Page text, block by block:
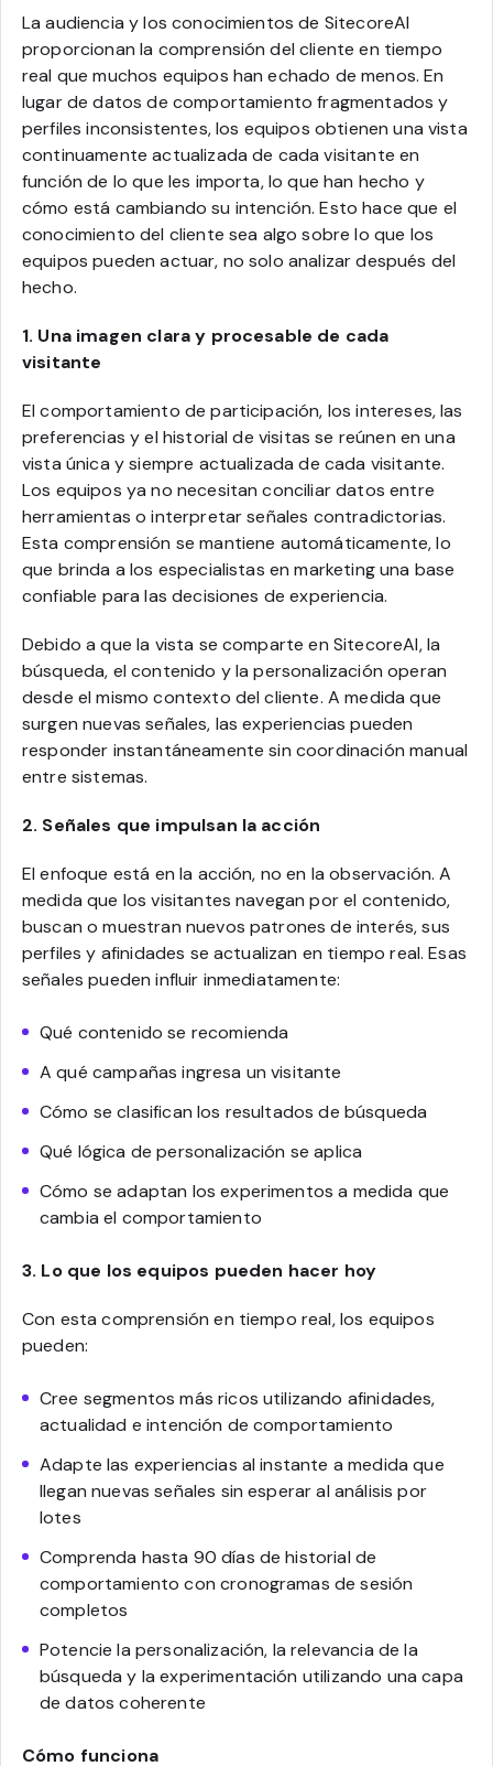
La audiencia y los conocimientos de SitecoreAI
proporcionan la comprensión del cliente en tiempo
real que muchos equipos han echado de menos. En
lugar de datos de comportamiento fragmentados y
perfiles inconsistentes, los equipos obtienen una vista
continuamente actualizada de cada visitante en
función de lo que les importa, lo que han hecho y
cómo está cambiando su intención. Esto hace que el
conocimiento del cliente sea algo sobre lo que los
equipos pueden actuar, no solo analizar después del
hecho.
1. Una imagen clara y procesable de cada
visitante
El comportamiento de participación, los intereses, las
preferencias y el historial de visitas se reúnen en una
vista única y siempre actualizada de cada visitante.
Los equipos ya no necesitan conciliar datos entre
herramientas o interpretar señales contradictorias.
Esta comprensión se mantiene automáticamente, lo
que brinda a los especialistas en marketing una base
confiable para las decisiones de experiencia.
Debido a que la vista se comparte en SitecoreAI, la
búsqueda, el contenido y la personalización operan
desde el mismo contexto del cliente. A medida que
surgen nuevas señales, las experiencias pueden
responder instantáneamente sin coordinación manual
entre sistemas.
2. Señales que impulsan la acción
El enfoque está en la acción, no en la observación. A
medida que los visitantes navegan por el contenido,
buscan o muestran nuevos patrones de interés, sus
perfiles y afinidades se actualizan en tiempo real. Esas
señales pueden influir inmediatamente:
Qué contenido se recomienda
A qué campañas ingresa un visitante
Cómo se clasifican los resultados de búsqueda
Qué lógica de personalización se aplica
Cómo se adaptan los experimentos a medida que
cambia el comportamiento
3. Lo que los equipos pueden hacer hoy
Con esta comprensión en tiempo real, los equipos
pueden:
Cree segmentos más ricos utilizando afinidades,
actualidad e intención de comportamiento
Adapte las experiencias al instante a medida que
llegan nuevas señales sin esperar al análisis por
lotes
Comprenda hasta 90 días de historial de
comportamiento con cronogramas de sesión
completos
Potencie la personalización, la relevancia de la
búsqueda y la experimentación utilizando una capa
de datos coherente
Cómo funciona